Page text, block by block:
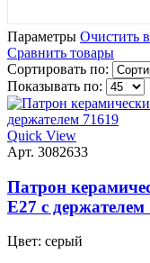
Параметры Очистить
Сравнить товары
Сортировать по:
Показывать по:
Quick View
Арт. 3082633
Патрон
E27 с держателем
Цвет: серый